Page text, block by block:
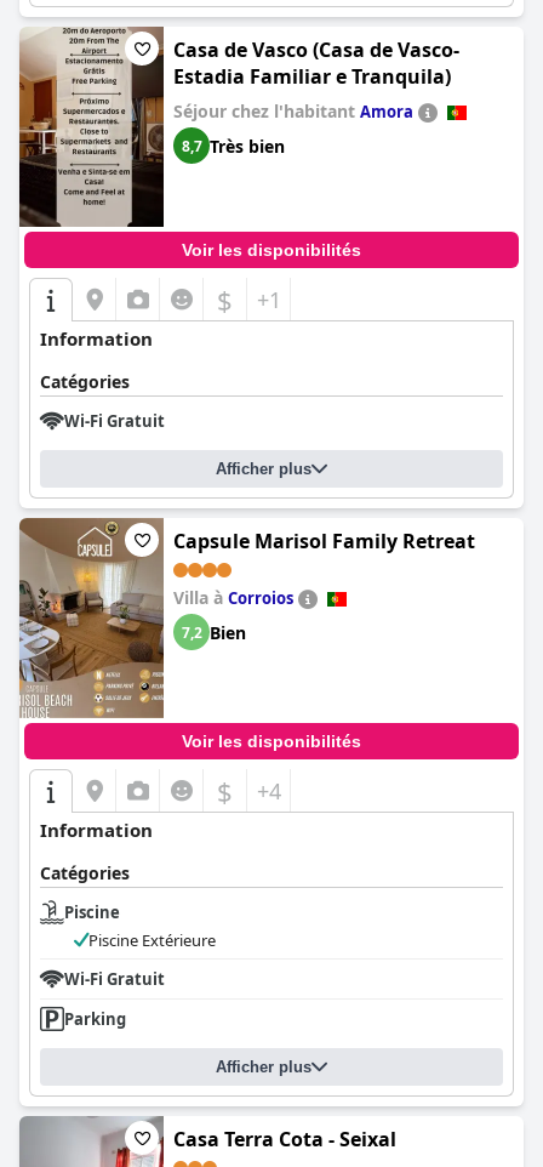
Casa de Vasco (Casa de Vasco-
Estadia Familiar e Tranquila)
Séjour chez l'habitant Amora
8,7 Très bien
Voir les disponibilités
$ +1
Information
Catégories
Wi-Fi Gratuit
Afficher plus
Capsule Marisol Family Retreat
Villa à Corroios
7,2 Bien
Voir les disponibilités
$ +4
Information
Catégories
Piscine
Piscine Extérieure
Wi-Fi Gratuit
Parking
Afficher plus
Casa Terra Cota - Seixal